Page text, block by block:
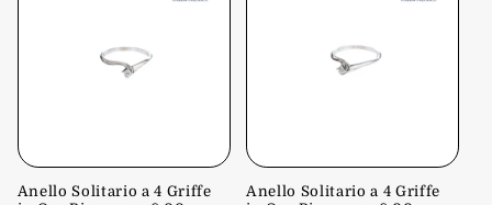
Anello Solitario a 4 Griffe
Anello Solitario a 4 Griffe